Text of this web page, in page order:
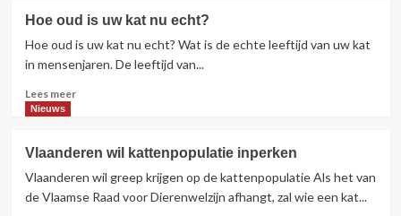
Nieuws Tips
Zo maak je het perfecte fotoboek
van jouw kat
bijna
dood
door
te
Hoe oud is uw kat nu echt?
Hoe oud is uw kat nu echt? Wat is de echte leeftijd van uw kat
in mensenjaren. De leeftijd van...
Lees meerLees
oud
is
uw
Nieuws
Vlaanderen wil kattenpopulatie inperken
Vlaanderen wil greep krijgen op de kattenpopulatie Als het van
de Vlaamse Raad voor Dierenwelzijn afhangt, zal wie een kat...